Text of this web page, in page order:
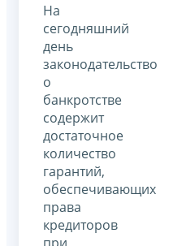
На
сегодняшний
день
законодательство
о
банкротстве
содержит
достаточное
количество
гарантий,
обеспечивающих
права
кредиторов
при